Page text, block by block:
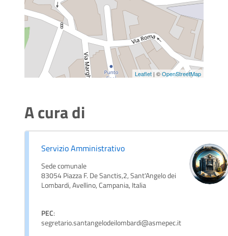
Leaflet | ©OpenStreetMap
A cura di
Servizio Amministrativo
Sede comunale
83054 Piazza F. De Sanctis,2, Sant'Angelo dei
Lombardi, Avellino, Campania, Italia
PEC:
segretario.santangelodeilombardi@asmepec.it